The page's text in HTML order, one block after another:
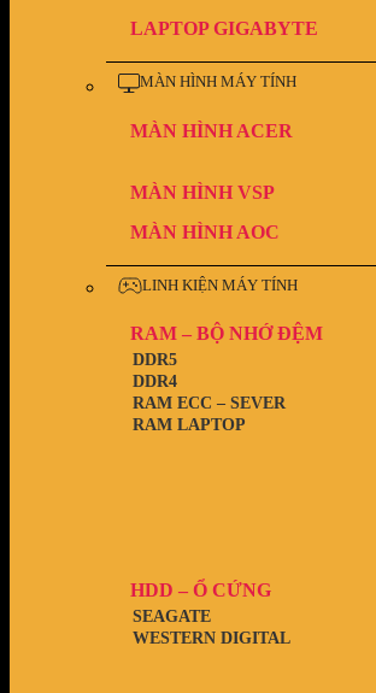
LAPTOP GIGABYTE
MÀN HÌNH MÁY TÍNH
MÀN HÌNH ACER
MÀN HÌNH VSP
MÀN HÌNH AOC
LINH KIỆN MÁY TÍNH
RAM – BỘ NHỚ ĐỆM
RAM LAPTOP
RAM ECC – SEVER
DDR4
DDR5
HDD – Ổ CỨNG
WESTERN DIGITAL
SEAGATE